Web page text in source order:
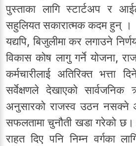
पुस्ताका लागि स्टार्टअप र
सहुलियत सकारात्मक कदम हुन् ।
यद्यपि, बिजुलीमा कर लगाउने
विकास कोष लागु गर्ने योजना,
कर्मचारीलाई अतिरिक्त भत्ता
सर्वेक्षणले देखाएको
अनुसारको राजस्व उठन नसक्ने
सफलतामा चुनौती खडा गरेको छ।
राहत दिए पनि निम्न वर्गका